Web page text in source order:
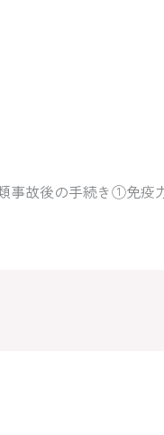
故後の手続き①免